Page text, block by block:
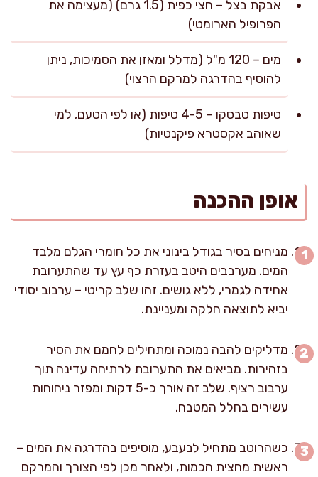
אבקת בצל – חצי כפית (1.5 גרם) (מעצימה את
הפרופיל הארומטי)
מים – 120 מ"ל (מדלל ומאזן את הסמיכות, ניתן
להוסיף בהדרגה למרקם הרצוי)
טיפות טבסקו – 4-5 טיפות (או לפי הטעם, למי
שאוהב אקסטרא פיקנטיות)
אופן ההכנה
מניחים בסיר בגודל בינוני את כל חומרי הגלם מלבד
המים. מערבבים היטב בעזרת כף עץ עד שהתערובת
אחידה לגמרי, ללא גושים. זהו שלב קריטי – ערבוב יסודי
יביא לתוצאה חלקה ומעניינת.
מדליקים להבה נמוכה ומתחילים לחמם את הסיר
בזהירות. מביאים את התערובת לרתיחה עדינה תוך
ערבוב רציף. שלב זה אורך כ-5 דקות ומפזר ניחוחות
עשירים בחלל המטבח.
כשהרוטב מתחיל לבעבע, מוסיפים בהדרגה את המים –
ראשית מחצית הכמות, ולאחר מכן לפי הצורך והמרקם